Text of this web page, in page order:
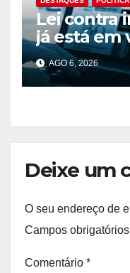
Lei contra
já está em
podem
de prisão
AGO 6, 2026
Deixe um
O seu endereço de
Campos
Comentário *